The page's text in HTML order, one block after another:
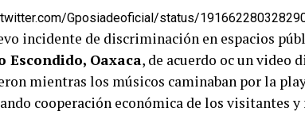
Gposiadeoficial/status/
incidente de discriminación en espacios
Escondido, Oaxaca, de acuerdo oc un video
mientras los músicos caminaban por la
cooperación económica de los visitantes y